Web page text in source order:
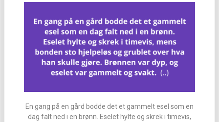
En gang på en gård bodde det et gammelt esel som en
dag falt ned i en brønn. Eselet hylte og skrek i timevis,